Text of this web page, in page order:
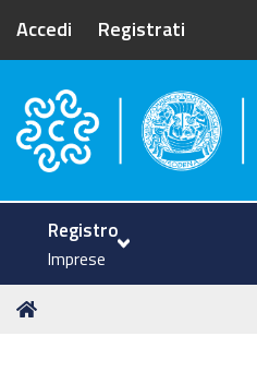
Accedi Registrati
Camera di
Registro
Imprese
Tu